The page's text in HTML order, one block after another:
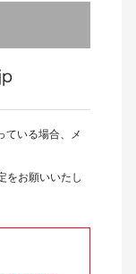
ている場合、メ
をお願いいたし